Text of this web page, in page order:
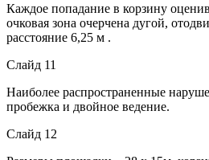
Каждое попадание в корзину
очковая зона очерчена дугой,
расстояние 6,25 м .
Слайд 11
Наиболее распространенные
пробежка и двойное ведение.
Слайд 12